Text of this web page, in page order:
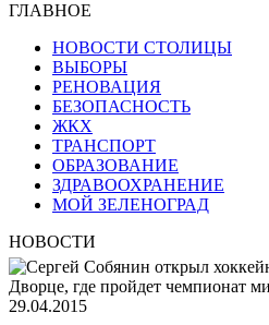
ГЛАВНОЕ
НОВОСТИ СТОЛИЦЫ
ВЫБОРЫ
РЕНОВАЦИЯ
БЕЗОПАСНОСТЬ
ЖКХ
ТРАНСПОРТ
ОБРАЗОВАНИЕ
ЗДРАВООХРАНЕНИЕ
МОЙ ЗЕЛЕНОГРАД
НОВОСТИ
29.04.2015